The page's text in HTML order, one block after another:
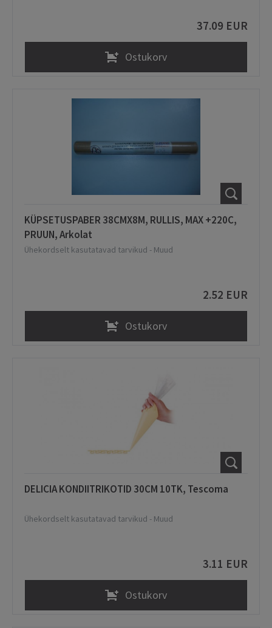
37.09 EUR
Ostukorv
KÜPSETUSPABER 38CMX8M, RULLIS, MAX +220C,
PRUUN, Arkolat
Ühekordselt kasutatavad tarvikud - Muud
2.52 EUR
Ostukorv
DELICIA KONDIITRIKOTID 30CM 10TK, Tescoma
Ühekordselt kasutatavad tarvikud - Muud
3.11 EUR
Ostukorv